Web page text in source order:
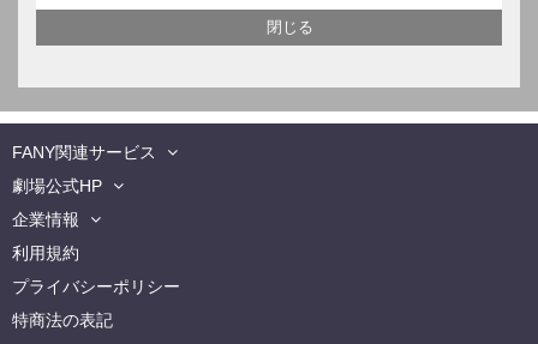
FANY関連サービス
劇場公式HP
企業情報
利用規約
プライバシーポリシー
特商法の表記